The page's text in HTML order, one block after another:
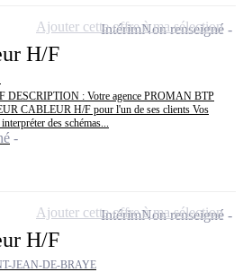
H/F
DESCRIPTION : Votre agence PROMAN BTP
CABLEUR H/F pour l'un de ses clients Vos
des schémas...
IntérimNon renseigné
Ajouter cette offre à ma sélection
H/F
JEAN-DE-BRAYE
IntérimNon renseigné
Ajouter cette offre à ma sélection